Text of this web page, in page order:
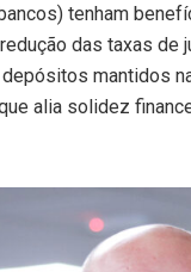
tenham
das taxas
mantidos
alia solidez